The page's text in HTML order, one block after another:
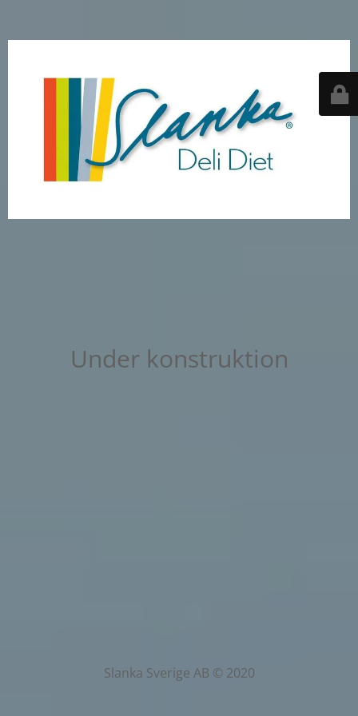
Under konstruktion
Slanka Sverige AB © 2020